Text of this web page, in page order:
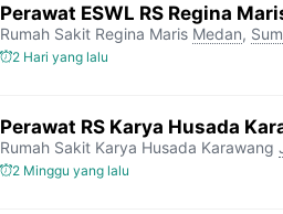
Perawat ESWL RS Regina
Rumah Sakit Regina Maris Medan,
2 Hari yang lalu
Perawat RS Karya Husada
Rumah Sakit Karya Husada Karawang
2 Minggu yang lalu